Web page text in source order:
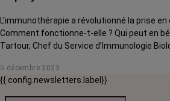
L’immunothérapie a révolutionné la prise
Comment fonctionne-t-elle ? Qui peut en
Tartour, Chef du Service d’Immunologie
5 décembre 2023
{{ config.newsletters.label}}